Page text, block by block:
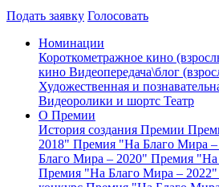
Подать заявку Голосовать
Номинации
Короткометражное кино
кино Видеопередача\блог
Художественная и
Видеоролики и шортс Театр
О Премии
История создания Премии
2018" Премия "На Благо Мира –
Благо Мира – 2020" Премия "На
Премия "На Благо Мира –